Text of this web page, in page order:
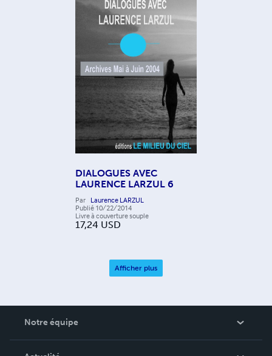
DIALOGUES AVEC
LAURENCE LARZUL 6
Par Laurence LARZUL
Publié 10/22/2014
Livre à couverture souple
17,24 USD
Afficher plus
Notre équipe
Qui sommes-nous ?